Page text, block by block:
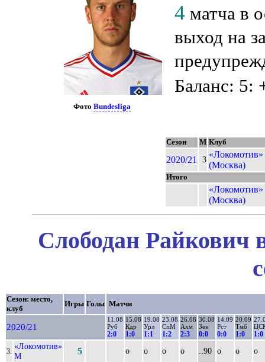
ФотоBundesliga
4 матча в
выход на
Баланс: 5:
Сезон М Клуб
2020/21 3
«Локомотив»
(Москва)
Итого
«Локомотив»
(Москва)
Слободан Райкович
Сезон: место,
клуб
Игры Голы Матчи
2020/21
11.08
Руб
2:0
15.08
Кдр
1:0
19.08
Урл
1:1
23.08
СпМ
1:2
26.08
Ахм
2:3
30.08
Зен
0:0
14.09
Рст
0:0
20.09
Тмб
1:0 1:0
3.
«Локомотив»
М
5 о о о о ..90 о о о